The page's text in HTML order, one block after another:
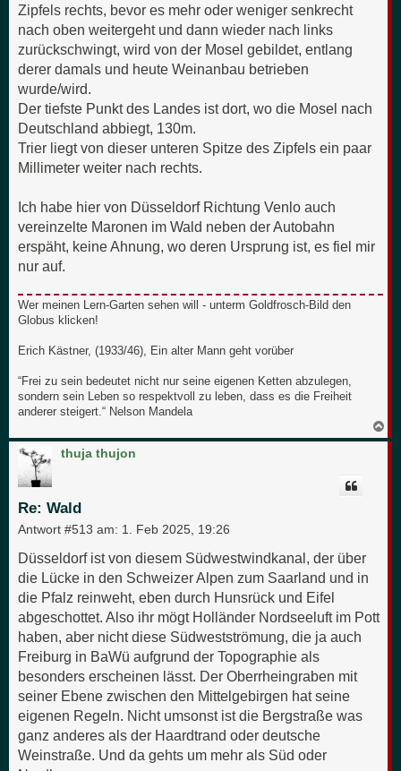
Zipfels rechts, bevor es mehr oder weniger senkrecht
nach oben weitergeht und dann wieder nach links
zurückschwingt, wird von der Mosel gebildet, entlang
derer damals und heute Weinanbau betrieben
wurde/wird.
Der tiefste Punkt des Landes ist dort, wo die Mosel nach
Deutschland abbiegt, 130m.
Trier liegt von dieser unteren Spitze des Zipfels ein paar
Millimeter weiter nach rechts.
Ich habe hier von Düsseldorf Richtung Venlo auch
vereinzelte Maronen im Wald neben der Autobahn
erspäht, keine Ahnung, wo deren Ursprung ist, es fiel mir
nur auf.
Wer meinen Lern-Garten sehen will - unterm Goldfrosch-Bild den
Globus klicken!
Erich Kästner, (1933/46), Ein alter Mann geht vorüber
“Frei zu sein bedeutet nicht nur seine eigenen Ketten abzulegen,
sondern sein Leben so respektvoll zu leben, dass es die Freiheit
anderer steigert.“ Nelson Mandela
a
thuja thujon
Re: Wald
Antwort #513 am: 1. Feb 2025, 19:26
Düsseldorf ist von diesem Südwestwindkanal, der über
die Lücke in den Schweizer Alpen zum Saarland und in
die Pfalz reinweht, eben durch Hunsrück und Eifel
abgeschottet. Also ihr mögt Holländer Nordseeluft im Pott
haben, aber nicht diese Südwestströmung, die ja auch
Freiburg in BaWü aufgrund der Topographie als
besonders erscheinen lässt. Der Oberrheingraben mit
seiner Ebene zwischen den Mittelgebirgen hat seine
eigenen Regeln. Nicht umsonst ist die Bergstraße was
ganz anderes als der Haardtrand oder deutsche
Weinstraße. Und da gehts um mehr als Süd oder